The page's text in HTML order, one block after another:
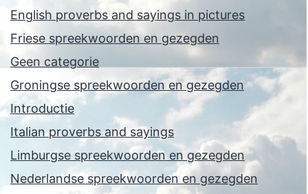
English proverbs and sayings in pictures
Friese spreekwoorden en gezegden
Geen categorie
Groningse spreekwoorden en gezegden
Introductie
Italian proverbs and sayings
Limburgse spreekwoorden en gezegden
Nederlandse spreekwoorden en gezegden